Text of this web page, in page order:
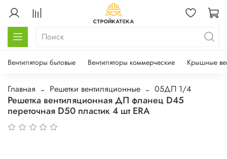
Вентиляторы бытовые Вентиляторы коммерческие Крышные
Главная Решетки вентиляционные 05ДП 1/4
Решетка вентиляционная ДП фланец D45
переточная D50 пластик 4 шт ERA